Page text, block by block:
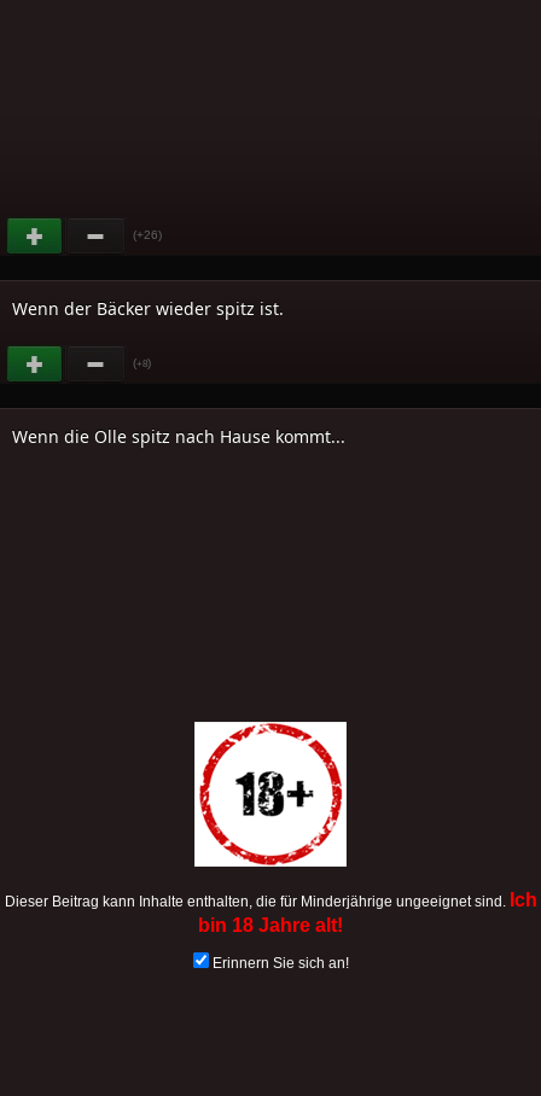
(+26)
Wenn der Bäcker wieder spitz ist.
(+8)
Wenn die Olle spitz nach Hause kommt...
Dieser Beitrag kann Inhalte enthalten, die für Minderjährige ungeeignet sind.
Ich
bin 18 Jahre alt!
Erinnern Sie sich an!